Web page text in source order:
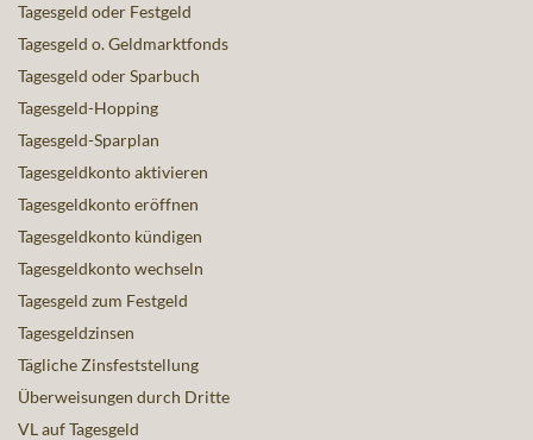
Tagesgeld oder Festgeld
Tagesgeld o. Geldmarktfonds
Tagesgeld oder Sparbuch
Tagesgeld-Hopping
Tagesgeld-Sparplan
Tagesgeldkonto aktivieren
Tagesgeldkonto eröffnen
Tagesgeldkonto kündigen
Tagesgeldkonto wechseln
Tagesgeld zum Festgeld
Tagesgeldzinsen
Tägliche Zinsfeststellung
Überweisungen durch Dritte
VL auf Tagesgeld